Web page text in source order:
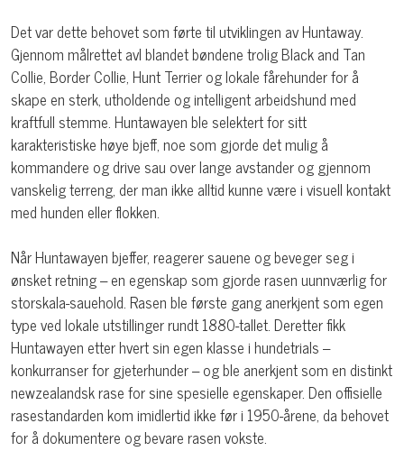
Det var dette behovet som førte til utviklingen av Huntaway.
Gjennom målrettet avl blandet bøndene trolig Black and Tan
Collie, Border Collie, Hunt Terrier og lokale fårehunder for å
skape en sterk, utholdende og intelligent arbeidshund med
kraftfull stemme. Huntawayen ble selektert for sitt
karakteristiske høye bjeff, noe som gjorde det mulig å
kommandere og drive sau over lange avstander og gjennom
vanskelig terreng, der man ikke alltid kunne være i visuell kontakt
med hunden eller flokken.
Når Huntawayen bjeffer, reagerer sauene og beveger seg i
ønsket retning – en egenskap som gjorde rasen uunnværlig for
storskala-sauehold. Rasen ble første gang anerkjent som egen
type ved lokale utstillinger rundt 1880-tallet. Deretter fikk
Huntawayen etter hvert sin egen klasse i hundetrials –
konkurranser for gjeterhunder – og ble anerkjent som en distinkt
newzealandsk rase for sine spesielle egenskaper. Den offisielle
rasestandarden kom imidlertid ikke før i 1950-årene, da behovet
for å dokumentere og bevare rasen vokste.